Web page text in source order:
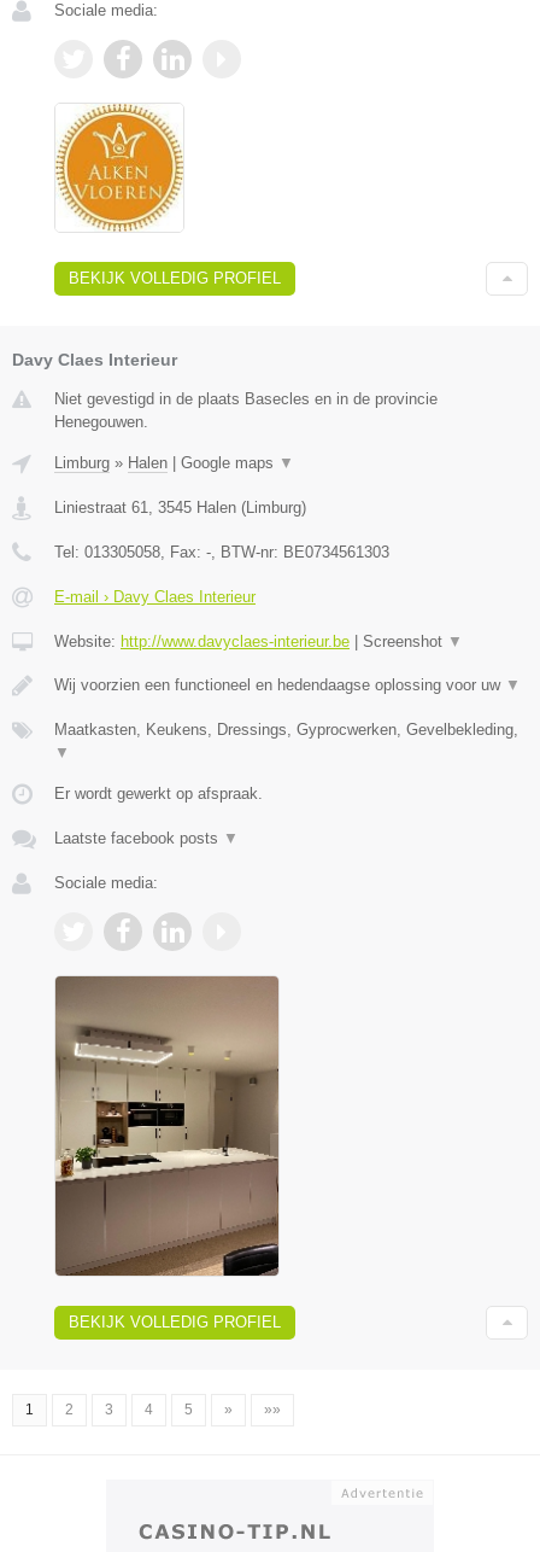
Sociale media:
BEKIJK VOLLEDIG PROFIEL
Davy Claes Interieur
Niet gevestigd in de plaats Basecles en in de provincie
Henegouwen.
Limburg » Halen Google maps ▼
Liniestraat 61, 3545 Halen (Limburg)
Tel: 013305058, Fax: -, BTW-nr: BE0734561303
E-mail › Davy Claes Interieur
Website: http://www.davyclaes-interieur.be Screenshot ▼
Wij voorzien een functioneel en hedendaagse oplossing voor uw ▼
Maatkasten, Keukens, Dressings, Gyprocwerken, Gevelbekleding,
▼
Er wordt gewerkt op afspraak.
Laatste facebook posts ▼
Sociale media:
BEKIJK VOLLEDIG PROFIEL
1 2 3 4 5 » »»